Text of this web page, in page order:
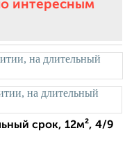
интересным
срок, 12м², 4/9